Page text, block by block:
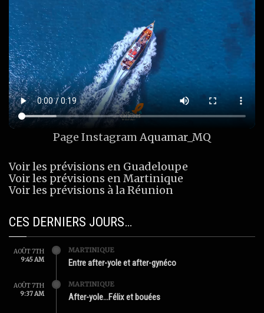
Page InstagramAquamar_MQ
Voir les prévisions en Guadeloupe
Voir les prévisions en Martinique
Voir les prévisions à la Réunion
CES DERNIERS JOURS…
AOÛT 7TH
9:45 AM
MARTINIQUE
Entre after-yole et after-gynéco
AOÛT 7TH
9:37 AM
MARTINIQUE
After-yole…Félix et bouées